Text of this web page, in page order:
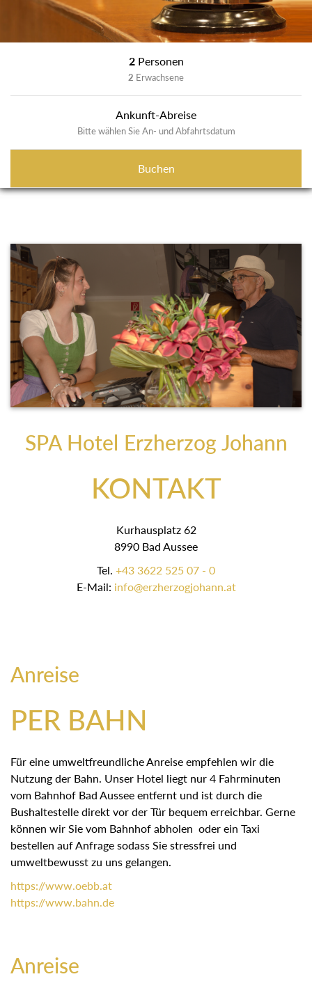
2 Personen
2 Erwachsene
Ankunft-Abreise
Bitte wählen Sie An- und Abfahrtsdatum
Buchen
SPA Hotel Erzherzog Johann
KONTAKT
Kurhausplatz 62
8990 Bad Aussee
Tel. +43 3622 525 07 - 0
E-Mail: info@erzherzogjohann.at
Anreise
PER BAHN
Für eine umweltfreundliche Anreise empfehlen wir die
Nutzung der Bahn. Unser Hotel liegt nur 4 Fahrminuten
vom Bahnhof Bad Aussee entfernt und ist durch die
Bushaltestelle direkt vor der Tür bequem erreichbar. Gerne
können wir Sie vom Bahnhof abholen oder ein Taxi
bestellen auf Anfrage sodass Sie stressfrei und
umweltbewusst zu uns gelangen.
https://www.oebb.at
https://www.bahn.de
Anreise